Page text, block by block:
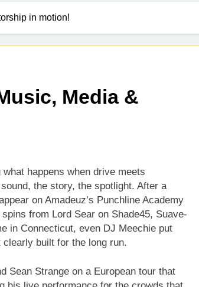
Single “Chosen One”
in motion!
Media &
happens when drive meets
the story, the spotlight. After a
on Amadeuz’s Punchline Academy
from Lord Sear on Shade45, Suave-
in Connecticut, even DJ Meechie put
built for the long run.
Sean Strange on a European tour that